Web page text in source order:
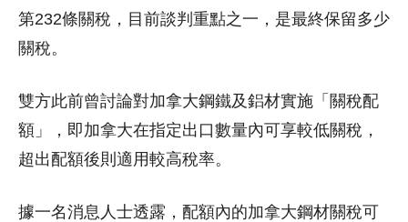
第232條關稅，目前談判重點之一，是最終保留多少
關稅。
雙方此前曾討論對加拿大鋼鐵及鋁材實施「關稅配
額」，即加拿大在指定出口數量內可享較低關稅，
超出配額後則適用較高稅率。
據一名消息人士透露，配額內的加拿大鋼材關稅可